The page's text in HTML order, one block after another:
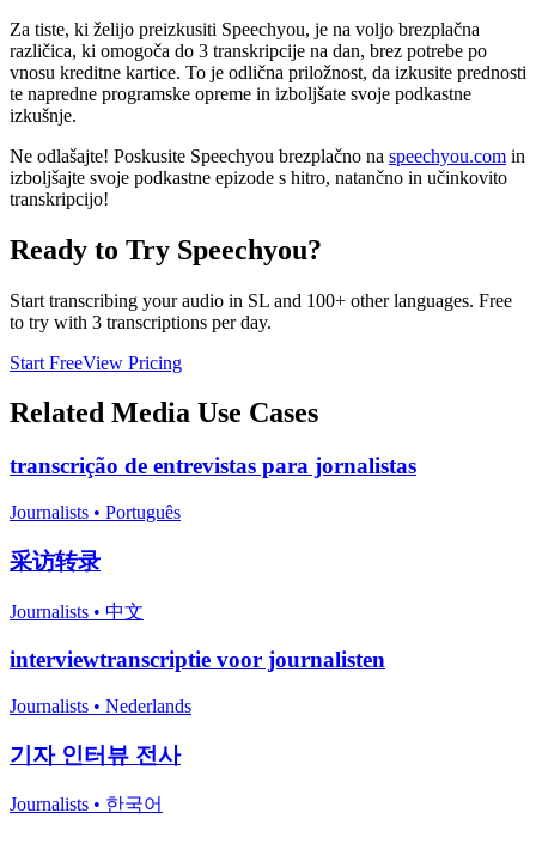
Za tiste, ki želijo preizkusiti Speechyou, je na voljo brezplačna
različica, ki omogoča do 3 transkripcije na dan, brez potrebe po
vnosu kreditne kartice. To je odlična priložnost, da izkusite prednosti
te napredne programske opreme in izboljšate svoje podkastne
izkušnje.
Ne odlašajte! Poskusite Speechyou brezplačno na speechyou.com in
izboljšajte svoje podkastne epizode s hitro, natančno in učinkovito
transkripcijo!
Ready to Try Speechyou?
Start transcribing your audio in SL and 100+ other languages. Free
to try with 3 transcriptions per day.
Start FreeView Pricing
Related Media Use Cases
transcrição de entrevistas para jornalistas
Journalists • Português
采访转录
Journalists • 中文
interviewtranscriptie voor journalisten
Journalists • Nederlands
기자 인터뷰 전사
Journalists • 한국어